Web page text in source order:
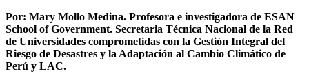
Por: Mary Mollo Medina. Profesora e investigadora de ESAN
School of Government. Secretaria Técnica Nacional de la Red
de Universidades comprometidas con la Gestión Integral del
Riesgo de Desastres y la Adaptación al Cambio Climático de
Perú y LAC.